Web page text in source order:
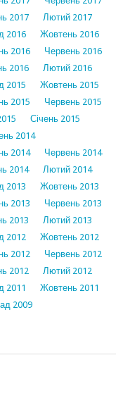
2017
Лютий 2017
2016
Жовтень 2016
2016
Червень 2016
2016
Лютий 2016
2015
Жовтень 2015
2015
Червень 2015
Січень 2015
2014
2014
Червень 2014
2014
Лютий 2014
2013
Жовтень 2013
2013
Червень 2013
2013
Лютий 2013
2012
Жовтень 2012
2012
Червень 2012
2012
Лютий 2012
2011
Жовтень 2011
2009